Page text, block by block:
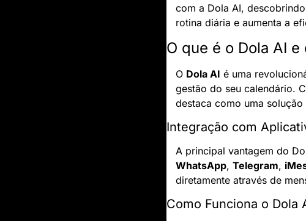
com a Dola AI,
rotina diária e aumenta a
O que é o Dola AI
O Dola AI é uma
gestão do seu calendário.
destaca como uma
Integração com
A principal vantagem do
WhatsApp, Telegram,
diretamente através de
Como Funciona o Dola